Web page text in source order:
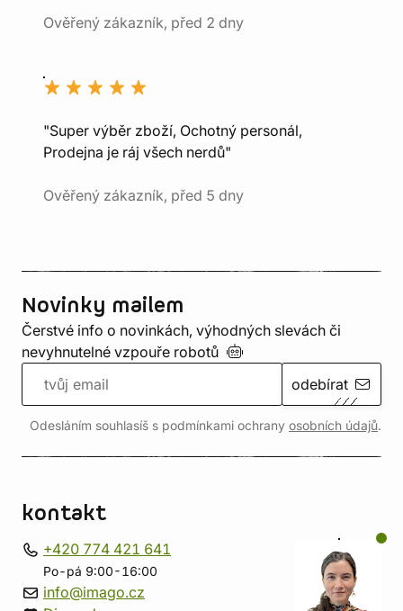
Ověřený zákazník, před 2 dny
"Super výběr zboží, Ochotný personál,
Prodejna je ráj všech nerdů"
Ověřený zákazník, před 5 dny
Novinky mailem
Čerstvé info o novinkách, výhodných slevách či
nevyhnutelné vzpouře robotů
odebírat
Odesláním souhlasíš s podmínkami ochrany osobních údajů.
kontakt
+420 774 421 641
Po-pá 9:00-16:00
info@imago.cz